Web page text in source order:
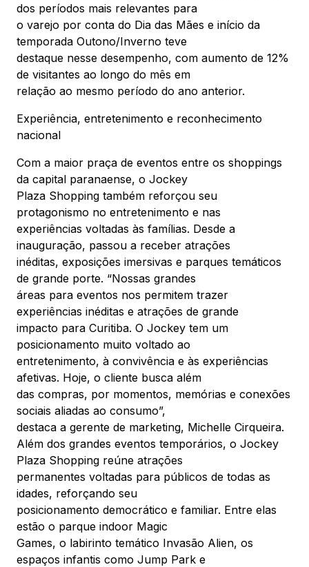
dos períodos mais relevantes para
o varejo por conta do Dia das Mães e início da
temporada Outono/Inverno teve
destaque nesse desempenho, com aumento de 12%
de visitantes ao longo do mês em
relação ao mesmo período do ano anterior.
Experiência, entretenimento e reconhecimento
nacional
Com a maior praça de eventos entre os shoppings
da capital paranaense, o Jockey
Plaza Shopping também reforçou seu
protagonismo no entretenimento e nas
experiências voltadas às famílias. Desde a
inauguração, passou a receber atrações
inéditas, exposições imersivas e parques temáticos
de grande porte. “Nossas grandes
áreas para eventos nos permitem trazer
experiências inéditas e atrações de grande
impacto para Curitiba. O Jockey tem um
posicionamento muito voltado ao
entretenimento, à convivência e às experiências
afetivas. Hoje, o cliente busca além
das compras, por momentos, memórias e conexões
sociais aliadas ao consumo”,
destaca a gerente de marketing, Michelle Cirqueira.
Além dos grandes eventos temporários, o Jockey
Plaza Shopping reúne atrações
permanentes voltadas para públicos de todas as
idades, reforçando seu
posicionamento democrático e familiar. Entre elas
estão o parque indoor Magic
Games, o labirinto temático Invasão Alien, os
espaços infantis como Jump Park e